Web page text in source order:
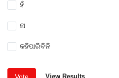
ହଁ
ନା
କହିପାରିବିନି
View Results